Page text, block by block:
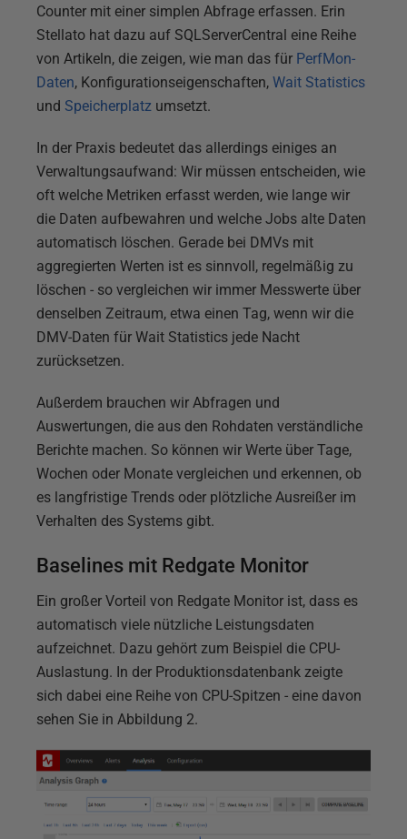
Counter mit einer simplen Abfrage erfassen. Erin
Stellato hat dazu auf SQLServerCentral eine Reihe
von Artikeln, die zeigen, wie man das für PerfMon-
Daten, Konfigurationseigenschaften, Wait Statistics
und Speicherplatz umsetzt.
In der Praxis bedeutet das allerdings einiges an
Verwaltungsaufwand: Wir müssen entscheiden, wie
oft welche Metriken erfasst werden, wie lange wir
die Daten aufbewahren und welche Jobs alte Daten
automatisch löschen. Gerade bei DMVs mit
aggregierten Werten ist es sinnvoll, regelmäßig zu
löschen - so vergleichen wir immer Messwerte über
denselben Zeitraum, etwa einen Tag, wenn wir die
DMV-Daten für Wait Statistics jede Nacht
zurücksetzen.
Außerdem brauchen wir Abfragen und
Auswertungen, die aus den Rohdaten verständliche
Berichte machen. So können wir Werte über Tage,
Wochen oder Monate vergleichen und erkennen, ob
es langfristige Trends oder plötzliche Ausreißer im
Verhalten des Systems gibt.
Baselines mit Redgate Monitor
Ein großer Vorteil von Redgate Monitor ist, dass es
automatisch viele nützliche Leistungsdaten
aufzeichnet. Dazu gehört zum Beispiel die CPU-
Auslastung. In der Produktionsdatenbank zeigte
sich dabei eine Reihe von CPU-Spitzen - eine davon
sehen Sie in Abbildung 2.